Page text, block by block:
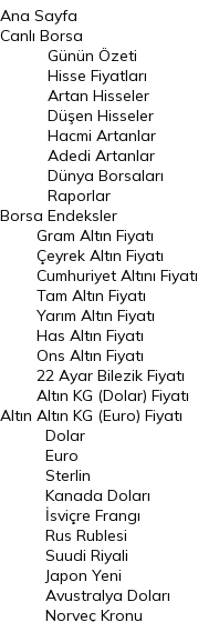
BIST 100 Hisseleri
En Çok Artan Hisseler
En Çok Düşen Hisseler
Hacmi Artanlar
Geçmiş Kapanışlar
Dünya Borsaları
Raporlar
Endeksler
DÖVİZ
Döviz Kuru
Dolar Kuru
Euro Kuru
Pound Kuru
Frank Kuru
Riyal Kuru
Avustralya Doları
Danimarka Kronu Kuru
Ana Sayfa
Canlı Borsa
Borsa
Günün Özeti
Hisse Fiyatları
Artan Hisseler
Düşen Hisseler
Hacmi Artanlar
Adedi Artanlar
Dünya Borsaları
Raporlar
Endeksler
Altın
Gram Altın Fiyatı
Çeyrek Altın Fiyatı
Cumhuriyet Altını Fiyatı
Tam Altın Fiyatı
Yarım Altın Fiyatı
Has Altın Fiyatı
Ons Altın Fiyatı
22 Ayar Bilezik Fiyatı
Altın KG (Dolar) Fiyatı
Altın KG (Euro) Fiyatı
Dolar
Euro
Sterlin
Kanada Doları
İsviçre Frangı
Rus Rublesi
Suudi Riyali
Japon Yeni
Avustralya Doları
Norveç Kronu